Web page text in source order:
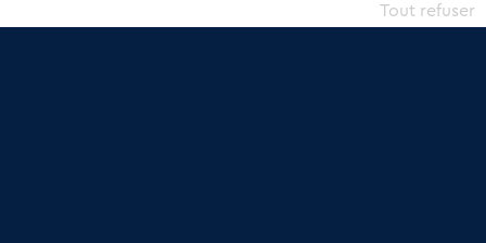
commercial et les collectivités territoriales, simple et intégrant
Tout refuser